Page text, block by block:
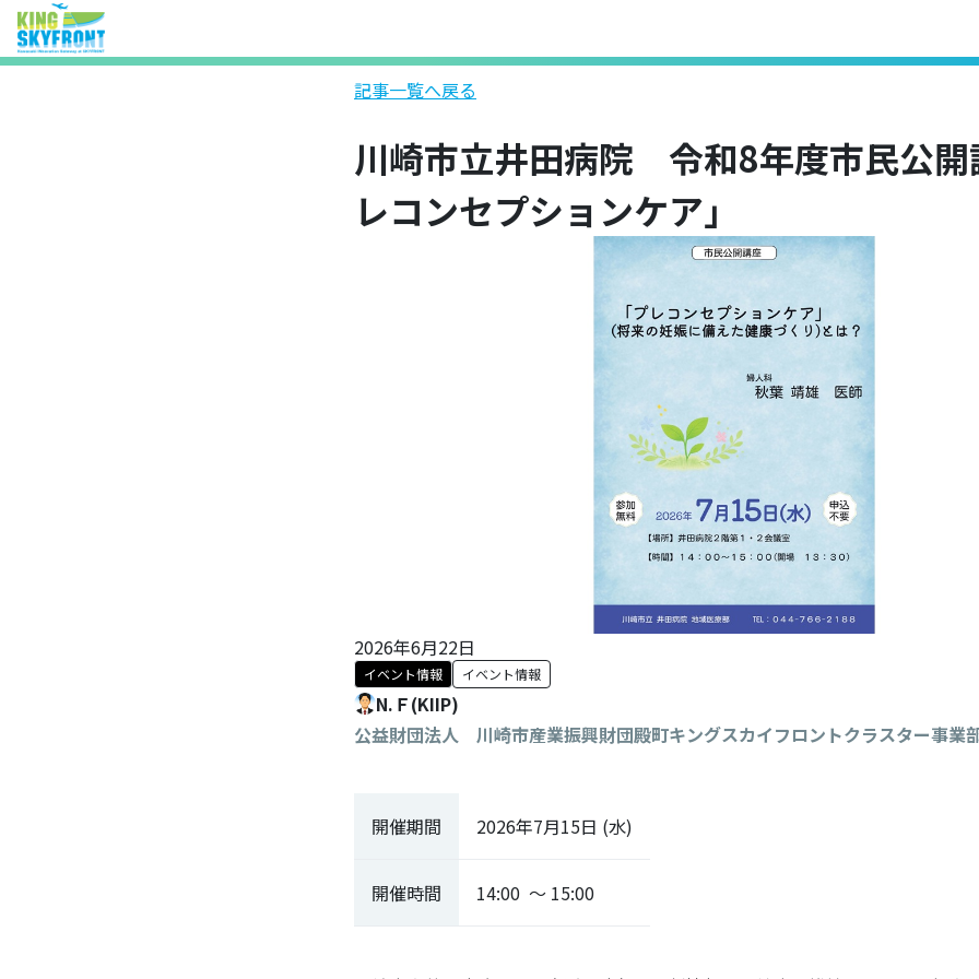
記事一覧へ戻る
川崎市立井田病院 令和8年度市民公開
レコンセプションケア」
2026年6月22日
イベント情報 イベント情報
N.Ｆ(KIIP)
公益財団法人 川崎市産業振興財団殿町キングスカイフロントクラスター事業
開催期間 2026年7月15日 (水)
開催時間 14:00 ～ 15:00